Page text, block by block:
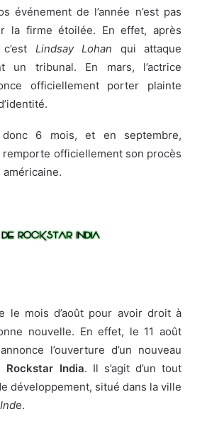
événement de l’année n’est pas
la firme étoilée. En effet, après
Lindsay Lohan qui attaque
un tribunal. En mars, l’actrice
officiellement porter plainte
donc 6 mois, et en septembre,
remporte officiellement son procès
le mois d’août pour avoir droit à
nouvelle. En effet, le 11 août
annonce l’ouverture d’un nouveau
Rockstar India. Il s’agit d’un tout
développement, situé dans la ville
Inde.